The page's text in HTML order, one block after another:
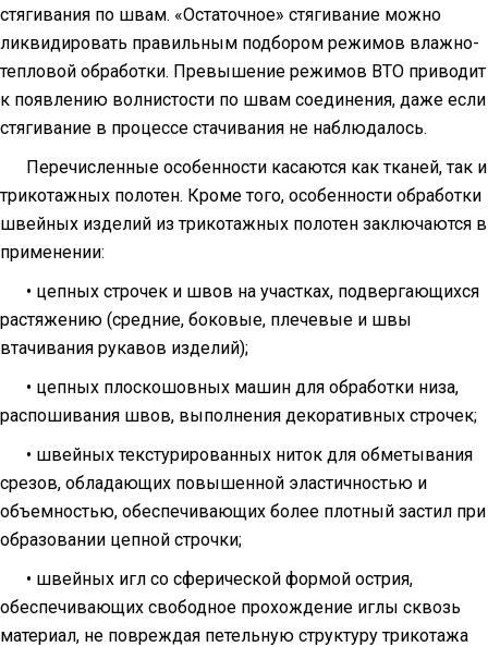
стягивания по швам. «Остаточное» стягивание можно
ликвидировать правильным подбором режимов влажно-
тепловой обработки. Превышение режимов ВТО приводит
к появлению волнистости по швам соединения, даже если
стягивание в процессе стачивания не наблюдалось.
Перечисленные особенности касаются как тканей, так и
трикотажных полотен. Кроме того, особенности обработки
швейных изделий из трикотажных полотен заключаются в
применении:
• цепных строчек и швов на участках, подвергающихся
растяжению (средние, боковые, плечевые и швы
втачивания рукавов изделий);
• цепных плоскошовных машин для обработки низа,
распошивания швов, выполнения декоративных строчек;
• швейных текстурированных ниток для обметывания
срезов, обладающих повышенной эластичностью и
объемностью, обеспечивающих более плотный застил при
образовании цепной строчки;
• швейных игл со сферической формой острия,
обеспечивающих свободное прохождение иглы сквозь
материал, не повреждая петельную структуру трикотажа